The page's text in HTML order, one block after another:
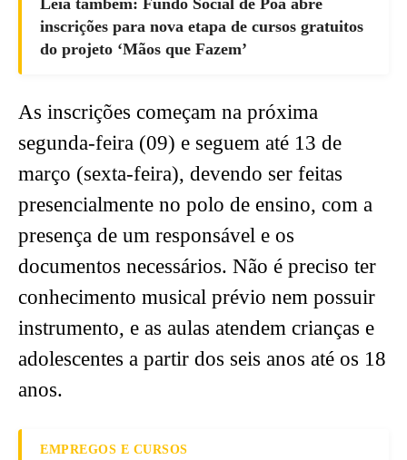
Leia também: Fundo Social de Poá abre
inscrições para nova etapa de cursos gratuitos
do projeto ‘Mãos que Fazem’
As inscrições começam na próxima
segunda-feira (09) e seguem até 13 de
março (sexta-feira), devendo ser feitas
presencialmente no polo de ensino, com a
presença de um responsável e os
documentos necessários. Não é preciso ter
conhecimento musical prévio nem possuir
instrumento, e as aulas atendem crianças e
adolescentes a partir dos seis anos até os 18
anos.
EMPREGOS E CURSOS